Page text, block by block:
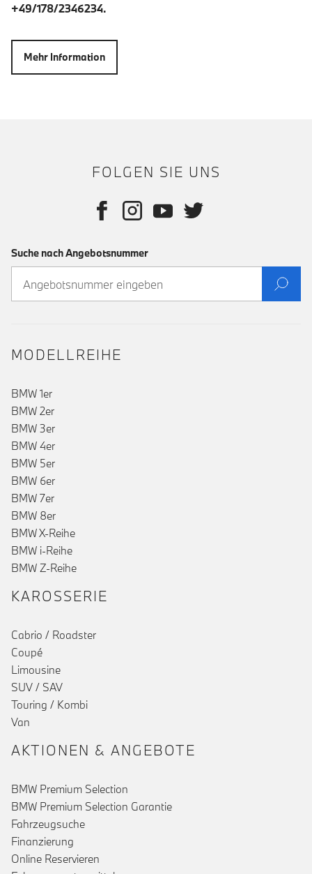
+49/178/2346234.
Mehr Information
FOLGEN SIE UNS
Suche nach Angebotsnummer
MODELLREIHE
BMW 1er
BMW 2er
BMW 3er
BMW 4er
BMW 5er
BMW 6er
BMW 7er
BMW 8er
BMW X-Reihe
BMW i-Reihe
BMW Z-Reihe
KAROSSERIE
Cabrio / Roadster
Coupé
Limousine
SUV / SAV
Touring / Kombi
Van
AKTIONEN & ANGEBOTE
BMW Premium Selection
BMW Premium Selection Garantie
Fahrzeugsuche
Finanzierung
Online Reservieren